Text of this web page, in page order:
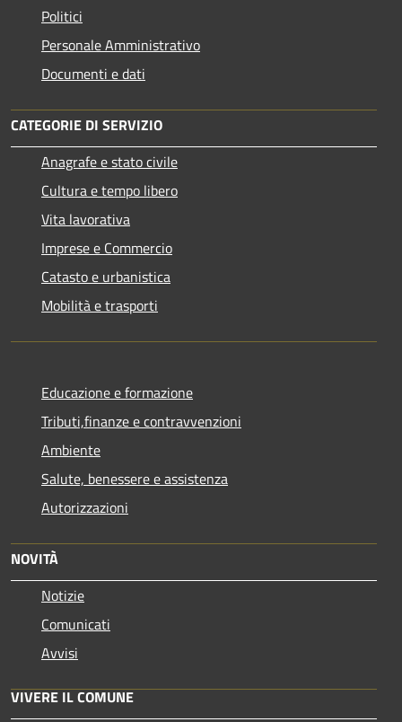
Politici
Personale Amministrativo
Documenti e dati
CATEGORIE DI SERVIZIO
Anagrafe e stato civile
Cultura e tempo libero
Vita lavorativa
Imprese e Commercio
Catasto e urbanistica
Mobilità e trasporti
Educazione e formazione
Tributi,finanze e contravvenzioni
Ambiente
Salute, benessere e assistenza
Autorizzazioni
NOVITÀ
Notizie
Comunicati
Avvisi
VIVERE IL COMUNE